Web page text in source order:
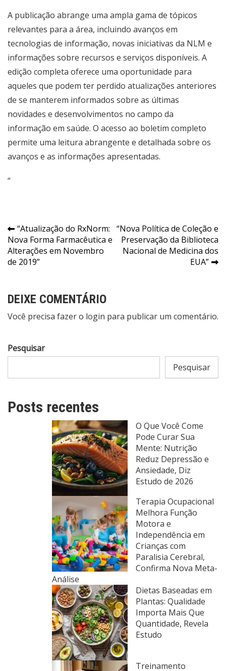
A publicação abrange uma ampla gama de tópicos
relevantes para a área, incluindo avanços em
tecnologias de informação, novas iniciativas da NLM e
informações sobre recursos e serviços disponíveis. A
edição completa oferece uma oportunidade para
aqueles que podem ter perdido atualizações anteriores
de se manterem informados sobre as últimas
novidades e desenvolvimentos no campo da
informação em saúde. O acesso ao boletim completo
permite uma leitura abrangente e detalhada sobre os
avanços e as informações apresentadas.
“
Navegação
de
Post
“Atualização do RxNorm:
Nova Forma Farmacêutica e
Alterações em Novembro
de 2019”
“Nova Política de Coleção e
Preservação da Biblioteca
Nacional de Medicina dos
EUA”
DEIXE COMENTÁRIO
Você precisa fazer o login para publicar um comentário.
Pesquisar
Pesquisar
Posts recentes
O Que Você Come
Pode Curar Sua
Mente: Nutrição
Reduz Depressão e
Ansiedade, Diz
Estudo de 2026
Terapia Ocupacional
Melhora Função
Motora e
Independência em
Crianças com
Paralisia Cerebral,
Confirma Nova Meta-
Análise
Dietas Baseadas em
Plantas: Qualidade
Importa Mais Que
Quantidade, Revela
Estudo
Treinamento